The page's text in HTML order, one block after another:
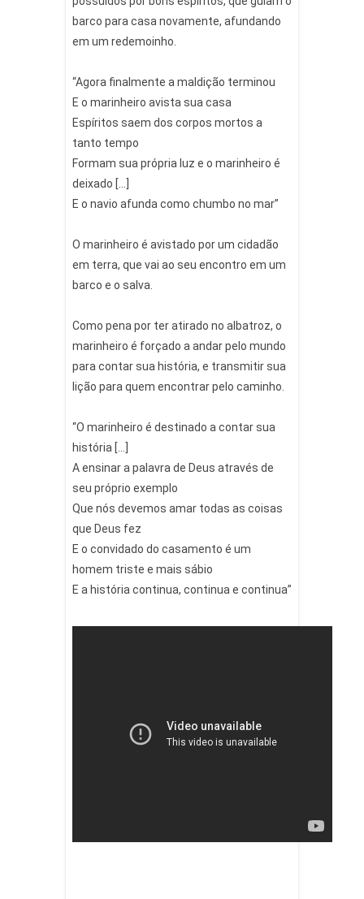
barco para casa novamente, afundando
em um redemoinho.
“Agora finalmente a maldição terminou
E o marinheiro avista sua casa
Espíritos saem dos corpos mortos a
tanto tempo
Formam sua própria luz e o marinheiro é
deixado […]
E o navio afunda como chumbo no mar”
O marinheiro é avistado por um cidadão
em terra, que vai ao seu encontro em um
barco e o salva.
Como pena por ter atirado no albatroz, o
marinheiro é forçado a andar pelo mundo
para contar sua história, e transmitir sua
lição para quem encontrar pelo caminho.
“O marinheiro é destinado a contar sua
história […]
A ensinar a palavra de Deus através de
seu próprio exemplo
Que nós devemos amar todas as coisas
que Deus fez
E o convidado do casamento é um
homem triste e mais sábio
E a história continua, continua e continua”